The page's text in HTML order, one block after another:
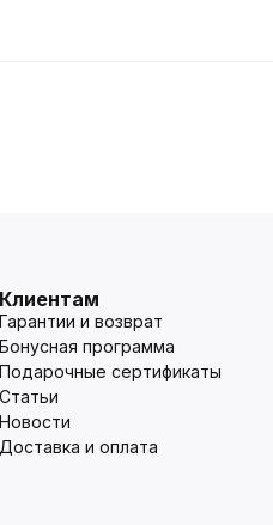
Клиентам
Гарантии и возврат
Бонусная программа
Подарочные сертификаты
Статьи
Новости
Доставка и оплата